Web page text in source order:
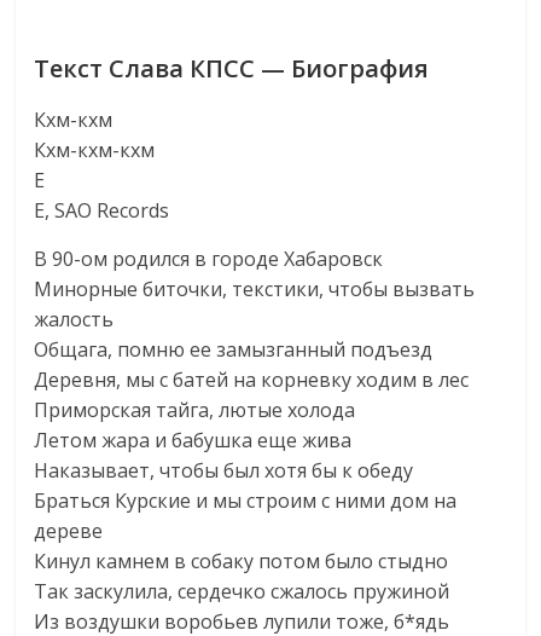
Текст Слава КПСС — Биография
Кхм-кхм
Кхм-кхм-кхм
Е
Е, SAO Records
В 90-ом родился в городе Хабаровск
Минорные биточки, текстики, чтобы вызвать
жалость
Общага, помню ее замызганный подъезд
Деревня, мы с батей на корневку ходим в лес
Приморская тайга, лютые холода
Летом жара и бабушка еще жива
Наказывает, чтобы был хотя бы к обеду
Браться Курские и мы строим с ними дом на
дереве
Кинул камнем в собаку потом было стыдно
Так заскулила, сердечко сжалось пружиной
Из воздушки воробьев лупили тоже, б*ядь